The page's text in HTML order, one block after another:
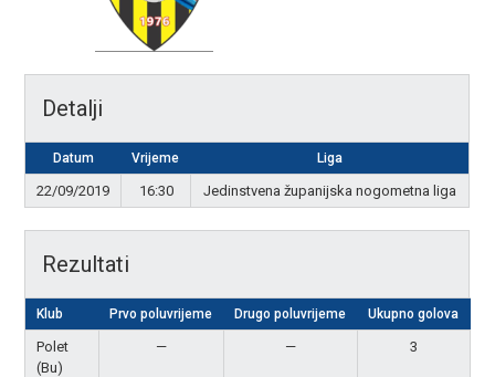
Detalji
Datum Vrijeme Liga
22/09/2019 16:30 Jedinstvena županijska nogometna liga
Rezultati
Klub Prvo poluvrijeme Drugo poluvrijeme Ukupno golova
Polet
(Bu)
— — 3